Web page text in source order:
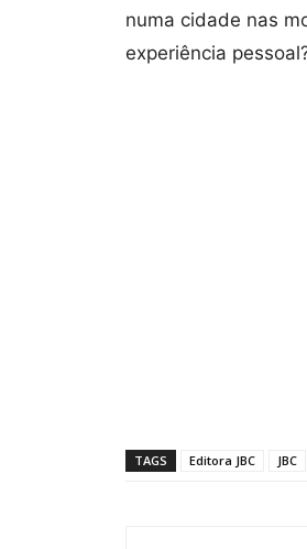
numa cidade nas
experiência
TAGS Editora JBC JBC